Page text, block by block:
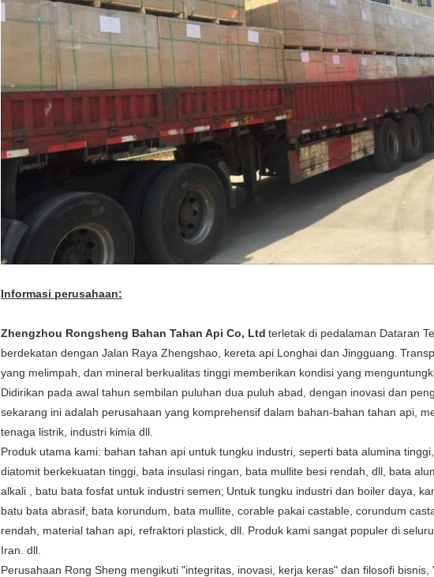
Informasi perusahaan:
Zhengzhou Rongsheng Bahan Tahan Api Co, Ltd terletak di pedalaman Dataran
berdekatan dengan Jalan Raya Zhengshao, kereta api Longhai dan Jingguang.
yang melimpah, dan mineral berkualitas tinggi memberikan kondisi yang
Didirikan pada awal tahun sembilan puluhan dua puluh abad, dengan inovasi dan
sekarang ini adalah perusahaan yang komprehensif dalam bahan-bahan tahan api,
tenaga listrik, industri kimia dll.
Produk utama kami: bahan tahan api untuk tungku industri, seperti bata alumina
diatomit berkekuatan tinggi, bata insulasi ringan, bata mullite besi rendah, dll, bata
alkali , batu bata fosfat untuk industri semen; Untuk tungku industri dan boiler daya,
batu bata abrasif, bata korundum, bata mullite, corable pakai castable, corundum
rendah, material tahan api, refraktori plastick, dll. Produk kami sangat populer di
Iran. dll.
Perusahaan Rong Sheng mengikuti "integritas, inovasi, kerja keras" dan filosofi